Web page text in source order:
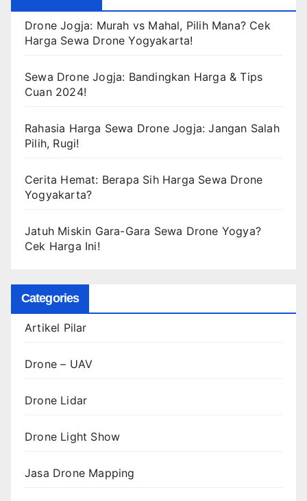
Drone Jogja: Murah vs Mahal, Pilih Mana? Cek
Harga Sewa Drone Yogyakarta!
Sewa Drone Jogja: Bandingkan Harga & Tips
Cuan 2024!
Rahasia Harga Sewa Drone Jogja: Jangan Salah
Pilih, Rugi!
Cerita Hemat: Berapa Sih Harga Sewa Drone
Yogyakarta?
Jatuh Miskin Gara-Gara Sewa Drone Yogya?
Cek Harga Ini!
Categories
Artikel Pilar
Drone – UAV
Drone Lidar
Drone Light Show
Jasa Drone Mapping